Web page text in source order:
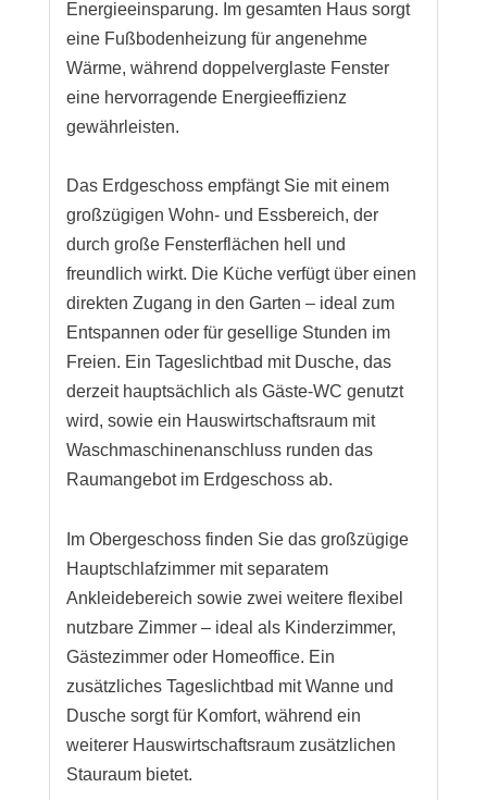
Energieeinsparung. Im gesamten Haus sorgt
eine Fußbodenheizung für angenehme
Wärme, während doppelverglaste Fenster
eine hervorragende Energieeffizienz
gewährleisten.
Das Erdgeschoss empfängt Sie mit einem
großzügigen Wohn- und Essbereich, der
durch große Fensterflächen hell und
freundlich wirkt. Die Küche verfügt über einen
direkten Zugang in den Garten – ideal zum
Entspannen oder für gesellige Stunden im
Freien. Ein Tageslichtbad mit Dusche, das
derzeit hauptsächlich als Gäste-WC genutzt
wird, sowie ein Hauswirtschaftsraum mit
Waschmaschinenanschluss runden das
Raumangebot im Erdgeschoss ab.
Im Obergeschoss finden Sie das großzügige
Hauptschlafzimmer mit separatem
Ankleidebereich sowie zwei weitere flexibel
nutzbare Zimmer – ideal als Kinderzimmer,
Gästezimmer oder Homeoffice. Ein
zusätzliches Tageslichtbad mit Wanne und
Dusche sorgt für Komfort, während ein
weiterer Hauswirtschaftsraum zusätzlichen
Stauraum bietet.